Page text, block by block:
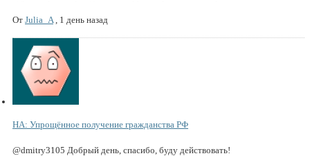
От Julia_A 1 день назад
НА: Упрощённое получение гражданства РФ
@dmitry3105 Добрый день, спасибо, буду действовать!